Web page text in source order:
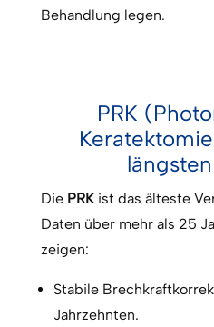
Behandlung legen.
PRK
Die PRKist das älteste
Daten über mehr als 25
zeigen:
Stabile
Jahrzehnten.